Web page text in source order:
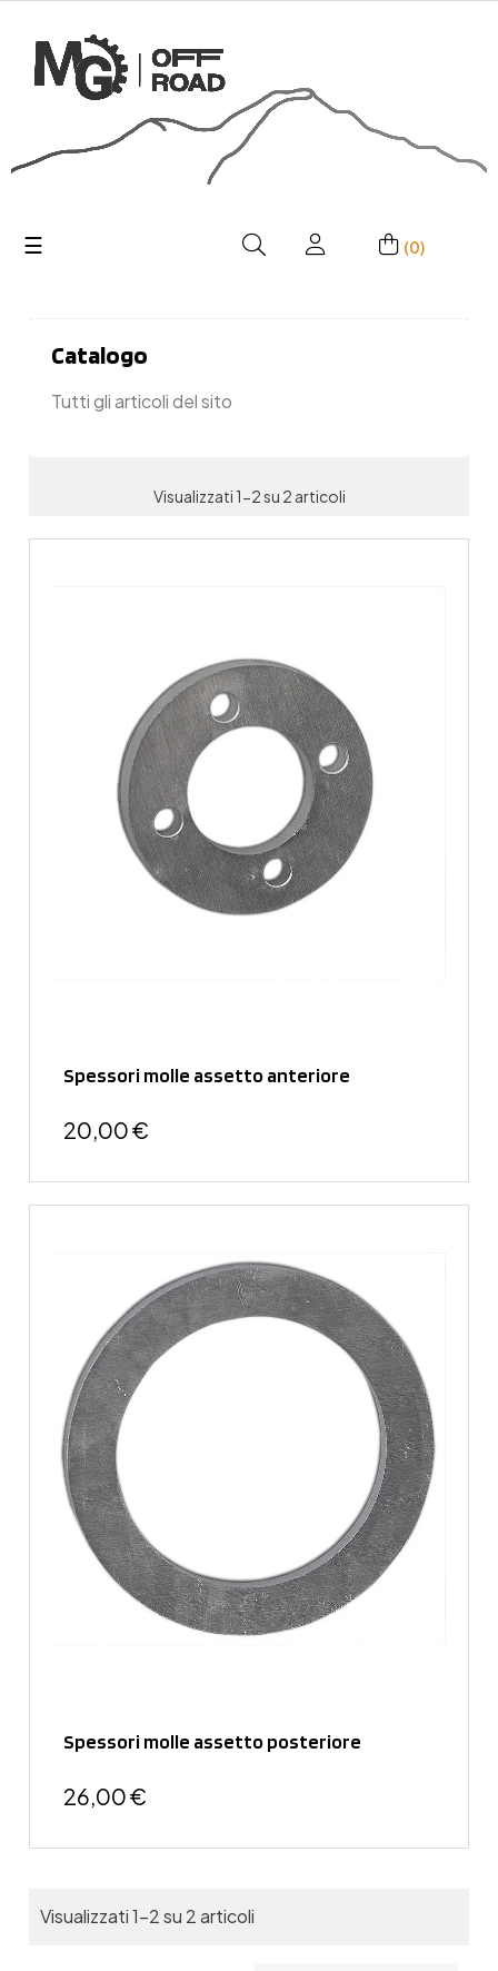
navigazione
☰ (0)
Catalogo
Tutti gli articoli del sito
Visualizzati 1-2 su 2 articoli
Spessori molle assetto anteriore
20,00 €
Spessori molle assetto posteriore
26,00 €
Visualizzati 1-2 su 2 articoli